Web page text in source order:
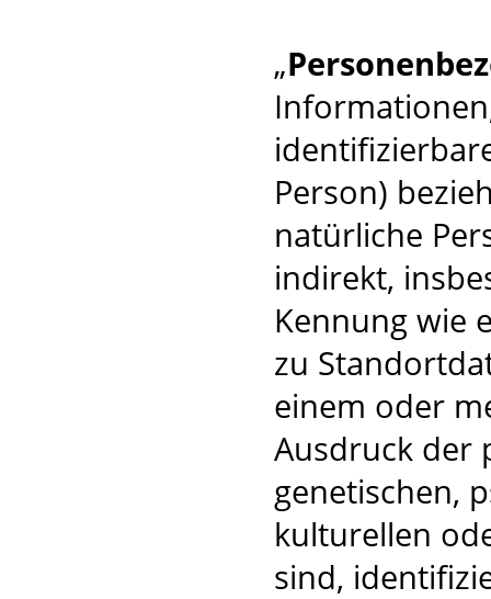
„
Person)
natürliche
indirekt,
Kennung wie
zu
einem oder
Ausdruck der
genetischen,
kulturellen
sind,